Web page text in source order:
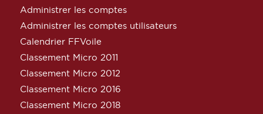
Administrer les comptes
Administrer les comptes utilisateurs
Calendrier FFVoile
Classement Micro 2011
Classement Micro 2012
Classement Micro 2016
Classement Micro 2018